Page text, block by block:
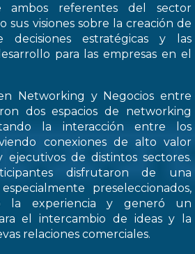
ambos referentes del sector
sus visiones sobre la creación de
estratégicas y las
para las empresas en el
Networking y Negocios entre
dos espacios de networking
la interacción entre los
conexiones de alto valor
ejecutivos de distintos sectores.
disfrutaron de una
preseleccionados,
la experiencia y generó un
el intercambio de ideas y la
relaciones comerciales.